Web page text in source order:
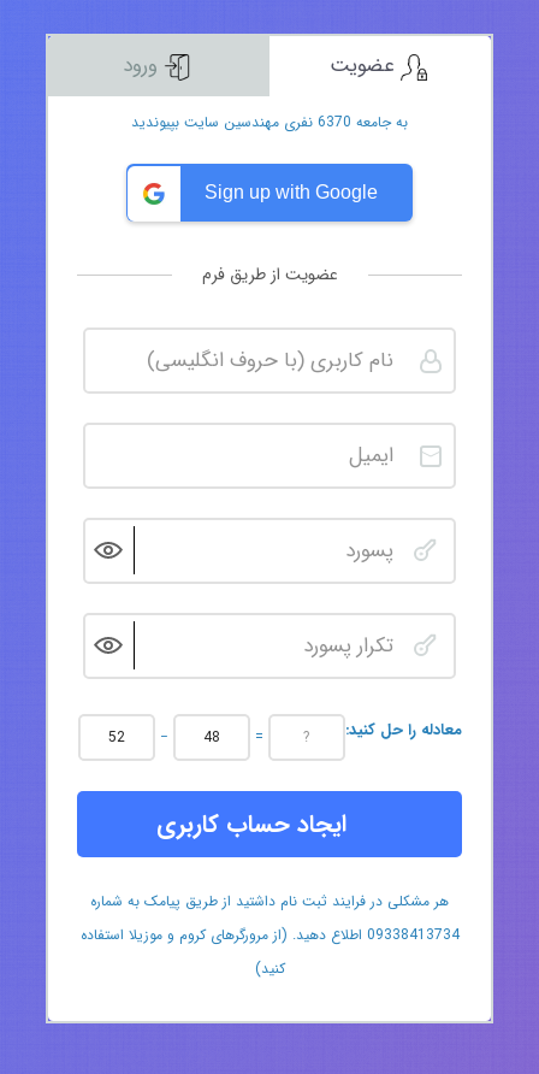
به جامعه 6370 نفری مهندسین سایت بپیوندید
Sign up with Google
عضویت از طریق فرم
:معادله را حل کنید − =
ایجاد حساب کاربری
هر مشکلی در فرایند ثبت نام داشتید از طریق پیامک به شماره
09338413734 اطلاع دهید. (از مرورگرهای کروم و موزیلا استفاده
کنید)